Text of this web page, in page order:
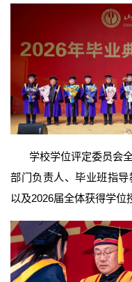
学校学位评定委员会
部门负责人、毕业班指
以及2026届全体获得学位